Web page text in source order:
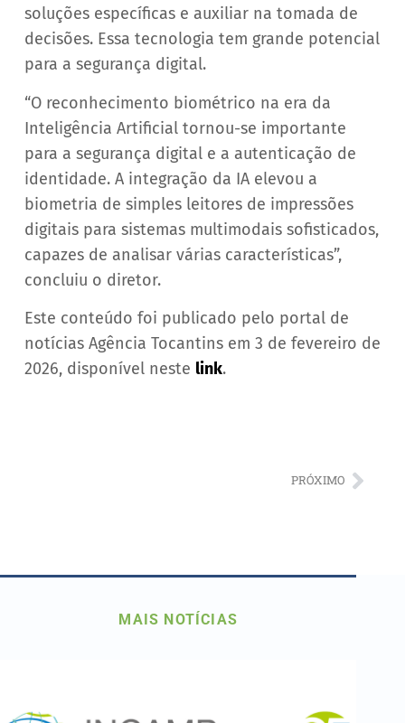
soluções específicas e auxiliar na tomada de
decisões. Essa tecnologia tem grande potencial
para a segurança digital.
“O reconhecimento biométrico na era da
Inteligência Artificial tornou-se importante
para a segurança digital e a autenticação de
identidade. A integração da IA elevou a
biometria de simples leitores de impressões
digitais para sistemas multimodais sofisticados,
capazes de analisar várias características”,
concluiu o diretor.
Este conteúdo foi publicado pelo portal de
notícias Agência Tocantins em 3 de fevereiro de
2026, disponível neste link.
PRÓXIMO
MAIS NOTÍCIAS